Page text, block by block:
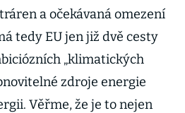
a očekávaná omezení
tedy EU jen již dvě cesty
„klimatických
zdroje energie
Věřme, že je to nejen